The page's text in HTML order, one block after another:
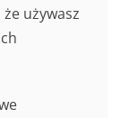
używasz